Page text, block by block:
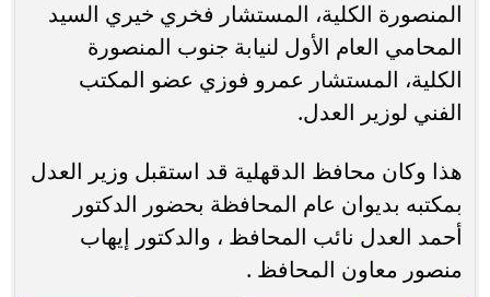
المنصورة الكلية، المستشار فخري خيري السيد
المحامي العام الأول لنيابة جنوب المنصورة
الكلية، المستشار عمرو فوزي عضو المكتب
الفني لوزير العدل.
هذا وكان محافظ الدقهلية قد استقبل وزير العدل
بمكتبه بديوان عام المحافظة بحضور الدكتور
أحمد العدل نائب المحافظ ، والدكتور إيهاب
منصور معاون المحافظ .